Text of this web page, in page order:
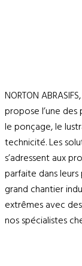
NORTON
propose l’une
le ponçage, le
technicité. Les
s’adressent aux
parfaite dans
grand chantier
extrêmes avec
nos spécialistes